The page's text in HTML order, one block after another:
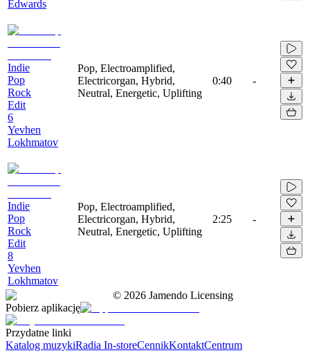
Edwards
Indie
Pop
Rock
Edit
6
Yevhen
Lokhmatov
Pop, Electroamplified,
Electricorgan, Hybrid,
Neutral, Energetic, Uplifting
0:40 -
Indie
Pop
Rock
Edit
8
Yevhen
Lokhmatov
Pop, Electroamplified,
Electricorgan, Hybrid,
Neutral, Energetic, Uplifting
2:25 -
© 2026 Jamendo Licensing
Pobierz aplikację
Przydatne linki
Katalog muzykiRadia In-storeCennikKontaktCentrum